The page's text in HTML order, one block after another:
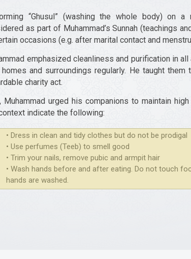
“Ghusul” (washing the whole body) on
as part of Muhammad’s Sunnah (teachings
occasions (e.g. after marital contact and
emphasized cleanliness and purification in
and surroundings regularly. He taught
charity act.
Muhammad urged his companions to maintain
indicate the following:
• Dress in clean and tidy clothes but do not be prodigal
• Use perfumes (Teeb) to smell good
• Trim your nails, remove pubic and armpit hair
• Wash hands before and after eating. Do not touch
hands are washed.